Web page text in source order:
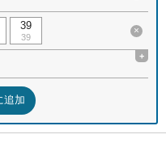
39
39
×
+
追加